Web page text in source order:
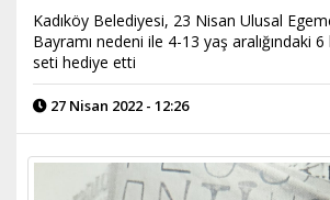
Kadıköy Belediyesi, 23 Nisan Ulusal
Bayramı nedeni ile 4-13 yaş aralığındaki
seti hediye etti
27 Nisan 2022 - 12:26